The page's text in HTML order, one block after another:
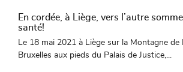
En cordée, à Liège, vers l’autre
santé!
Le 18 mai 2021 à Liège sur la Montagne de
Bruxelles aux pieds du Palais de Justice,...